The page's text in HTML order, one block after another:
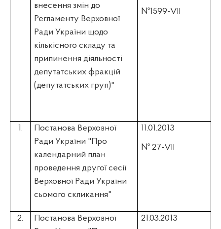
внесення змін до
Регламенту Верховної
Ради України щодо
кількісного складу та
припинення діяльності
депутатських фракцій
(депутатських груп)"
№1599-VII
1.
Постанова Верховної
Ради України "Про
календарний план
проведення другої сесії
Верховної Ради України
сьомого скликання"
11.01.2013
№ 27-VІІ
2.
Постанова Верховної
21.03.2013